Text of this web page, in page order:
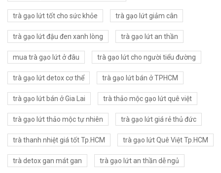
trà gạo lứt tốt cho sức khỏe trà gạo lứt giảm cân
trà gạo lứt đậu đen xanh lòng trà gạo lứt an thần
mua trà gạo lứt ở đâu trà gạo lứt cho người tiểu đường
trà gạo lứt detox cơ thể trà gạo lứt bán ở TPHCM
trà gạo lứt bán ở Gia Lai trà thảo mộc gạo lứt quê việt
trà gạo lứt thảo mộc tự nhiên trà gạo lứt giá rẻ thủ đức
trà thanh nhiệt giá tốt Tp.HCM trà gạo lứt Quê Việt Tp.HCM
trà detox gan mát gan trà gạo lứt an thần dễ ngủ